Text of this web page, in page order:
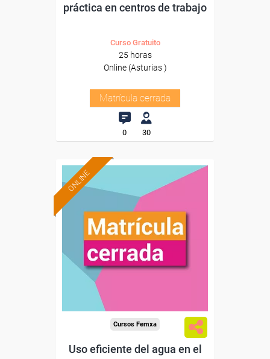
práctica en centros de trabajo
Curso Gratuito
25 horas
Online (Asturias )
Matrícula cerrada
0 30
ONLINE
Cursos Femxa
Uso eficiente del agua en el